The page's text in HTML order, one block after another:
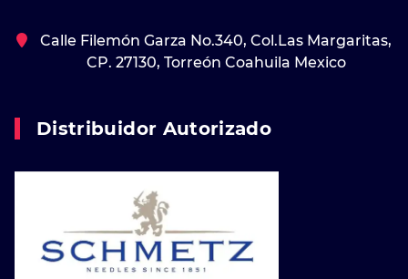
Calle Filemón Garza No.340, Col.Las Margaritas,
CP. 27130, Torreón Coahuila Mexico
Distribuidor Autorizado